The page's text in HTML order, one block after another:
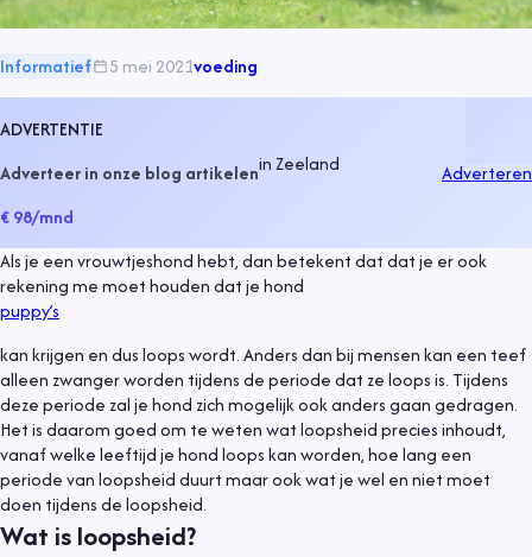
Informatief 5 mei 2021voeding
ADVERTENTIE
Adverteer in onze blog artikeleninZeeland
€ 98/mnd
Adverteren
Als je een vrouwtjeshond hebt, dan betekent dat dat je er ook
rekening me moet houden dat je hond
puppy’s
kan krijgen en dus loops wordt. Anders dan bij mensen kan een teef
alleen zwanger worden tijdens de periode dat ze loops is. Tijdens
deze periode zal je hond zich mogelijk ook anders gaan gedragen.
Het is daarom goed om te weten wat loopsheid precies inhoudt,
vanaf welke leeftijd je hond loops kan worden, hoe lang een
periode van loopsheid duurt maar ook wat je wel en niet moet
doen tijdens de loopsheid.
Wat is loopsheid?